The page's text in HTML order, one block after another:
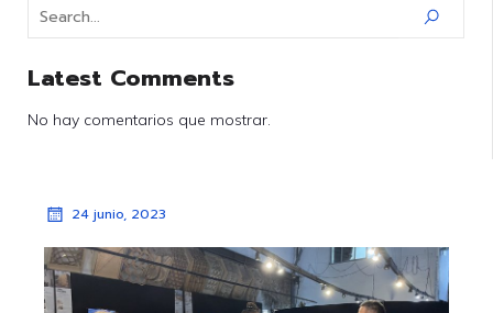
Latest Comments
No hay comentarios que mostrar.
24 junio, 2023